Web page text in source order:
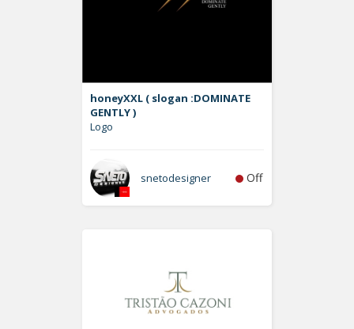
honeyXXL ( slogan :DOMINATE
GENTLY )
Logo
snetodesigner Off